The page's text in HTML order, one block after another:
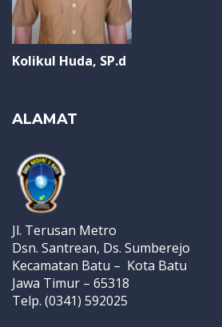
Kolikul Huda, SP.d
ALAMAT
Jl. Terusan Metro
Dsn. Santrean, Ds. Sumberejo
Kecamatan Batu – Kota Batu
Jawa Timur – 65318
Telp. (0341) 592025